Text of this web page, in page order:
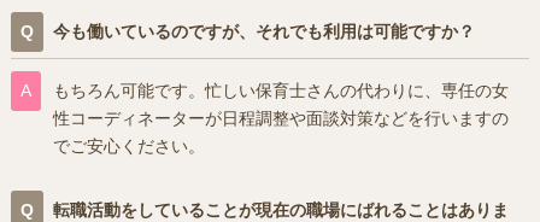
今も働いているのですが、それでも利用は可能ですか？
もちろん可能です。忙しい保育士さんの代わりに、専任の女
性コーディネーターが日程調整や面談対策などを行いますの
でご安心ください。
転職活動をしていることが現在の職場にばれることはありま